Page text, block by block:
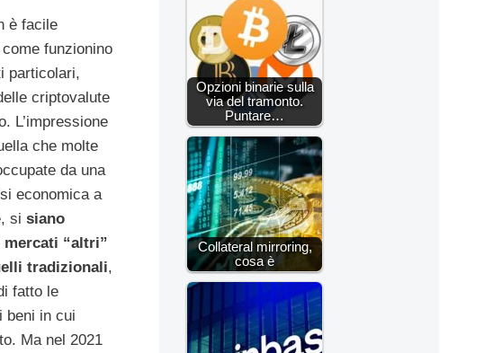
è facile
funzionino
particolari,
criptovalute
L’impressione
che molte
da una
economica a
si siano
“altri”
tradizionali,
fatto le
beni in cui
Ma nel 2021
Opzioni binarie sulla
via del tramonto.
Puntare…
Collateral mirroring,
cosa è